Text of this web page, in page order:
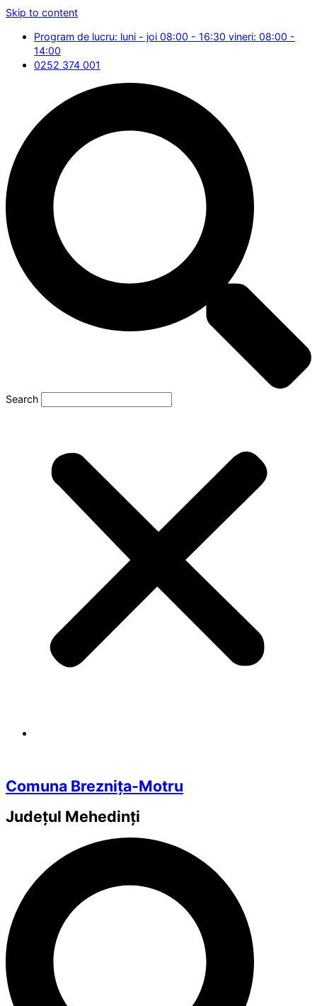
Skip to content
Program de lucru: luni - joi 08:00 - 16:30 vineri: 08:00 -
14:00
0252 374 001
Search
Comuna Breznița-Motru
Județul Mehedinți